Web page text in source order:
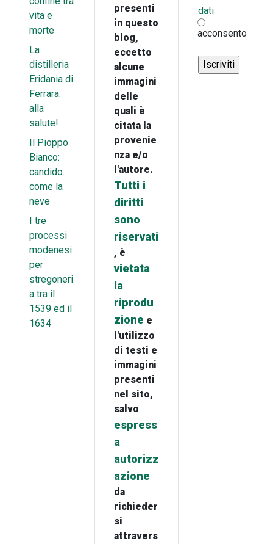
vita e
morte
La
distilleria
Eridania di
Ferrara:
alla
salute!
Il Pioppo
Bianco:
candido
come la
neve
I tre
processi
modenesi
per
stregoneri
a tra il
1539 ed il
1634
presenti
in questo
blog,
eccetto
alcune
immagini
delle
quali è
citata la
provenie
nza e/o
l'autore.
Tutti i
diritti
sono
riservati
, è
vietata
la
riprodu
zione e
l'utilizzo
di testi e
immagini
presenti
nel sito,
salvo
espress
a
autorizz
azione
da
richieder
si
attravers
dati
acconsento